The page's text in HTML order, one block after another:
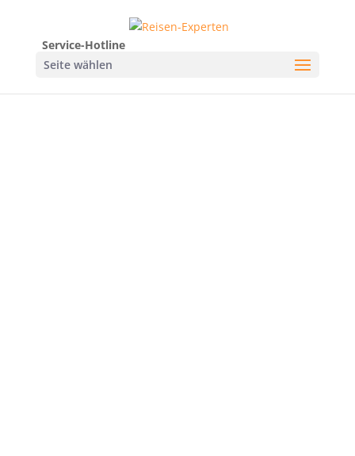
Service-Hotline
Seite wählen